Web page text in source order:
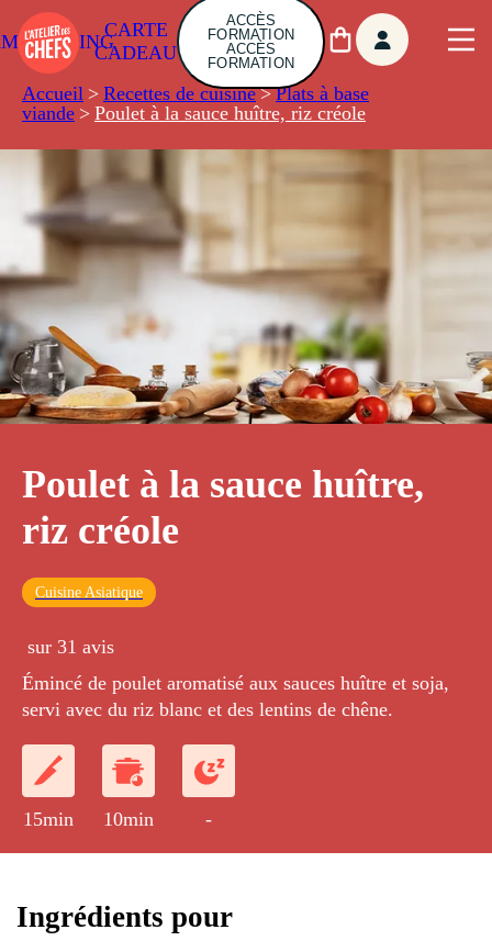
CARTE
CADEAU
ACCÈS
FORMATION
ACCÈS
FORMATION
Accueil > Recettes de cuisine > Plats à base
viande > Poulet à la sauce huître, riz créole
Poulet à la sauce huître,
riz créole
Cuisine Asiatique
sur 31 avis
Émincé de poulet aromatisé aux sauces huître et soja,
servi avec du riz blanc et des lentins de chêne.
15min 10min -
Ingrédients pour